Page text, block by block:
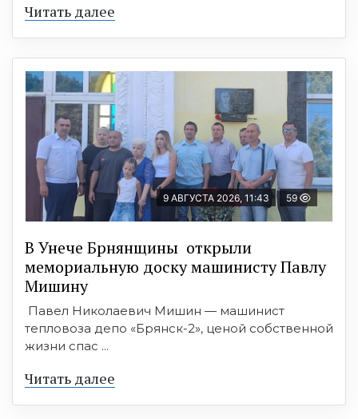
Читать далее
9 АВГУСТА 2026, 11:43 59
В Унече Брнянщины открыли
мемориальную доску машинисту Павлу
Мишину
Павел Николаевич Мишин — машинист
тепловоза депо «Брянск-2», ценой собственной
жизни спас ...
Читать далее